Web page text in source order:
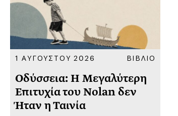
1 ΑΥΓΟΥΣΤΟΥ 2026 ΒΙΒΛΙΟ
Οδύσσεια: Η Μεγαλύτερη
Επιτυχία του Nolan δεν
Ήταν η Ταινία